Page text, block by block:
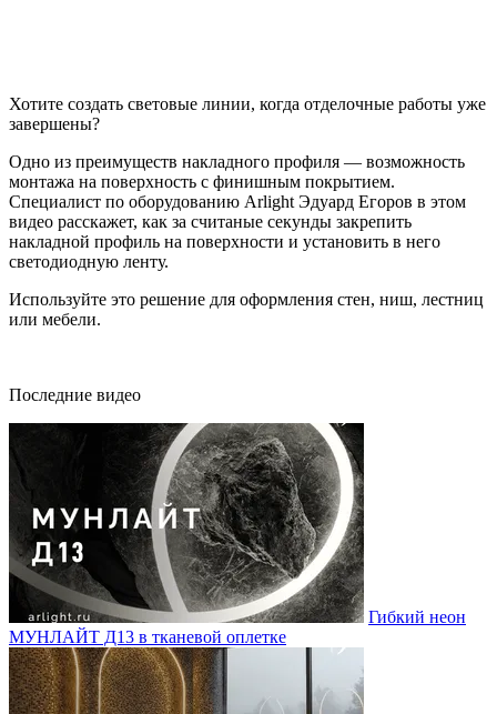
Хотите создать световые линии, когда отделочные работы уже
завершены?
Одно из преимуществ накладного профиля — возможность
монтажа на поверхность с финишным покрытием.
Специалист по оборудованию Arlight Эдуард Егоров в этом
видео расскажет, как за считаные секунды закрепить
накладной профиль на поверхности и установить в него
светодиодную ленту.
Используйте это решение для оформления стен, ниш, лестниц
или мебели.
Последние видео
Гибкий неон
МУНЛАЙТ Д13 в тканевой оплетке